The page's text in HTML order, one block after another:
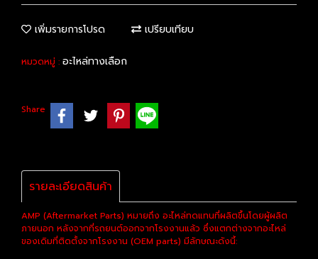
เพิ่มรายการโปรด เปรียบเทียบ
หมวดหมู่ : อะไหล่ทางเลือก
Share
รายละเอียดสินค้า
AMP (Aftermarket Parts) หมายถึง อะไหล่ทดแทนที่ผลิตขึ้นโดยผู้ผลิต
ภายนอก หลังจากที่รถยนต์ออกจากโรงงานแล้ว ซึ่งแตกต่างจากอะไหล่
ของเดิมที่ติดตั้งจากโรงงาน (OEM parts) มีลักษณะดังนี้: